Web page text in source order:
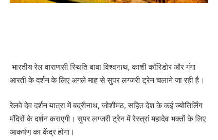
भारतीय रेल वाराणसी स्थिति बाबा विश्वनाथ, काशी कॉरिडोर और गंगा
आरती के दर्शन के लिए अगले माह से सुपर लग्जरी ट्रेन चलाने जा रही है।
रेलवे देव दर्शन यात्रा में बद्रीनाथ, जोशीमठ, सहित देश के कई ज्योतिर्लिंग
मंदिरों के दर्शन कराएगी। सुपर लग्जरी ट्रेन में रेस्त्रां महादेव भक्तों के लिए
आकर्षण का केंद्र होगा।